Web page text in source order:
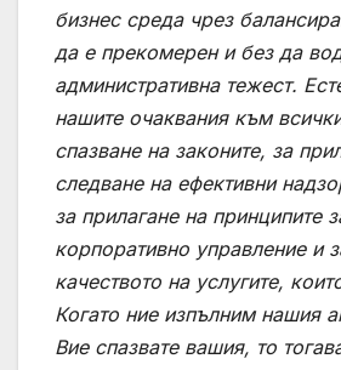
бизнес среда чрез
да е прекомерен и без да
административна тежест.
нашите очаквания към
спазване на законите, за
следване на ефективни
за прилагане на принципите
корпоративно управление и
качеството на услугите,
Когато ние изпълним нашия
Вие спазвате вашия, то